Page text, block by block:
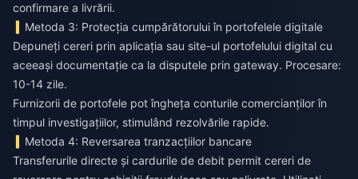
confirmare a livrării.
Metoda 3: Protecția cumpărătorului în portofelele digitale
Depuneți cereri prin aplicația sau site-ul portofelului digital cu
aceeași documentație ca la disputele prin gateway. Procesare:
10-14 zile.
Furnizorii de portofele pot îngheța conturile comercianților în
timpul investigațiilor, stimulând rezolvările rapide.
Metoda 4: Reversarea tranzacțiilor bancare
Transferurile directe și cardurile de debit permit cereri de